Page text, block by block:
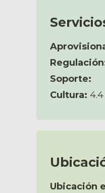
Soporte:
Cultura:
Ubicación